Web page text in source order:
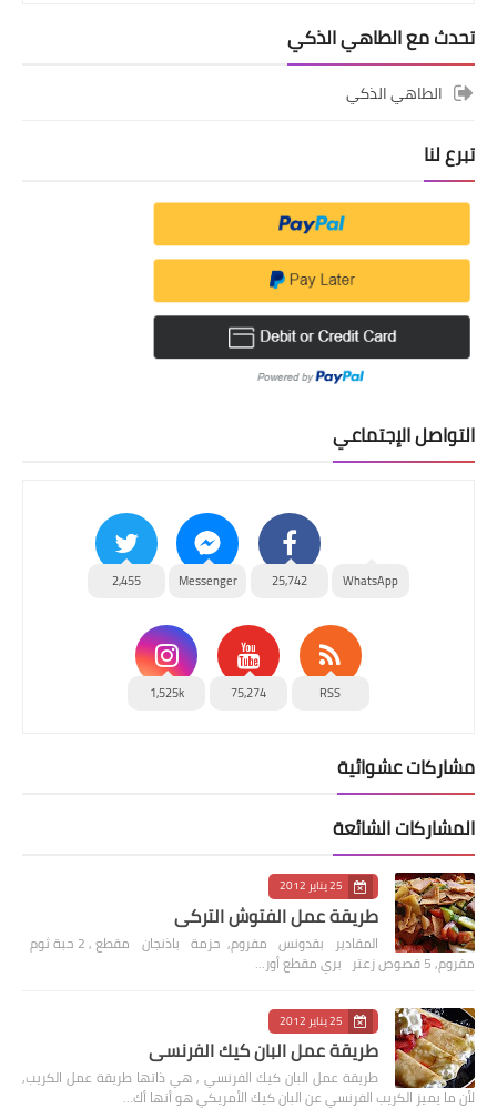
تحدث مع الطاهي الذكي
الطاهي الذكي
تبرع لنا
التواصل الإجتماعي
WhatsApp
25,742
Messenger
2,455
RSS
75,274
1,525k
مشاركات عشوائية
المشاركات الشائعة
25 يناير 2012
طريقة عمل الفتوش التركي
المقادير بقدونس مفروم, حزمة باذنجان مقطع , 2 حبة ثوم
مفروم, 5 فصوص زعتر بري مقطع أور…
25 يناير 2012
طريقة عمل البان كيك الفرنسي
طريقة عمل البان كيك الفرنسي , هي ذاتها طريقة عمل الكريب,
لأن ما يميز الكريب الفرنسي عن البان كيك الأمريكي هو أنها أك…